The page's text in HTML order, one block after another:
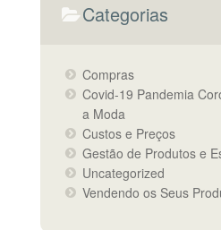
Categorias
Compras
Covid-19 Pandemia
a Moda
Custos e Preços
Gestão de Produtos e
Uncategorized
Vendendo os Seus